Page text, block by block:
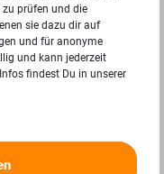
prüfen und die
sie dazu dir auf
und für anonyme
und kann jederzeit
findest Du in unserer